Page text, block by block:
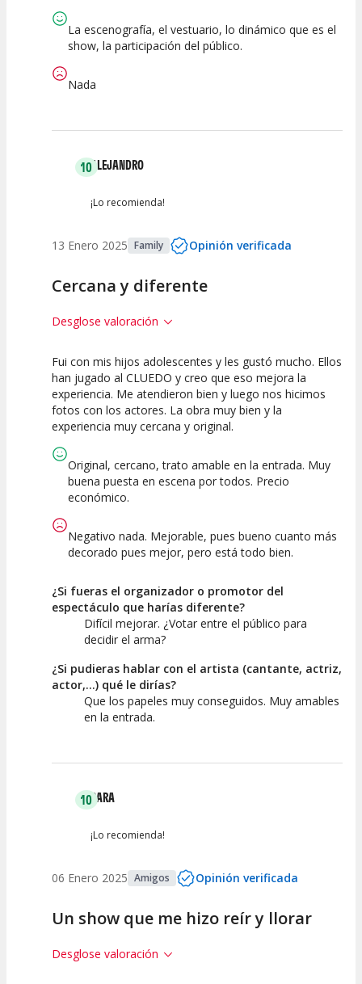
La escenografía, el vestuario, lo dinámico que es el
show, la participación del público.
Nada
10ALEJANDRO
¡Lo recomienda!
13 Enero 2025 Family Opinión verificada
Cercana y diferente
Desglose valoración
10
Calidad del
Espectáculo
10
Puesta en
Escena
10
Interpretación
artística
Fui con mis hijos adolescentes y les gustó mucho. Ellos
han jugado al CLUEDO y creo que eso mejora la
experiencia. Me atendieron bien y luego nos hicimos
fotos con los actores. La obra muy bien y la
experiencia muy cercana y original.
Original, cercano, trato amable en la entrada. Muy
buena puesta en escena por todos. Precio
económico.
Negativo nada. Mejorable, pues bueno cuanto más
decorado pues mejor, pero está todo bien.
¿Si fueras el organizador o promotor del
espectáculo que harías diferente?
Difícil mejorar. ¿Votar entre el público para
decidir el arma?
¿Si pudieras hablar con el artista (cantante, actriz,
actor,...) qué le dirías?
Que los papeles muy conseguidos. Muy amables
en la entrada.
10SARA
¡Lo recomienda!
06 Enero 2025 Amigos Opinión verificada
Un show que me hizo reír y llorar
Desglose valoración